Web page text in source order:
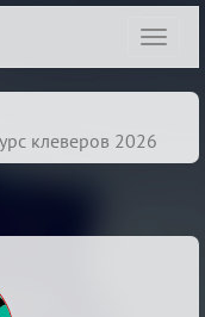
клеверов 2026